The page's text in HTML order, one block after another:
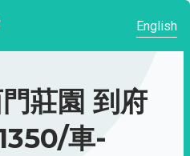
English
莊園 到府
車-